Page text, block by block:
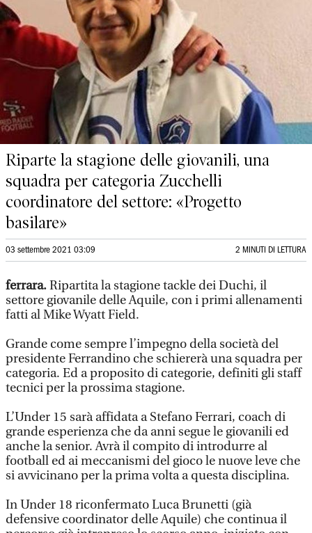
Riparte la stagione delle giovanili, una
squadra per categoria Zucchelli
coordinatore del settore: «Progetto
basilare»
03 settembre 2021 03:09 2 MINUTI DI LETTURA
ferrara.Ripartita la stagione tackle dei Duchi, il
settore giovanile delle Aquile, con i primi allenamenti
fatti al Mike Wyatt Field.
Grande come sempre l’impegno della società del
presidente Ferrandino che schiererà una squadra per
categoria. Ed a proposito di categorie, definiti gli staff
tecnici per la prossima stagione.
L’Under 15 sarà affidata a Stefano Ferrari, coach di
grande esperienza che da anni segue le giovanili ed
anche la senior. Avrà il compito di introdurre al
football ed ai meccanismi del gioco le nuove leve che
si avvicinano per la prima volta a questa disciplina.
In Under 18 riconfermato Luca Brunetti (già
defensive coordinator delle Aquile) che continua il